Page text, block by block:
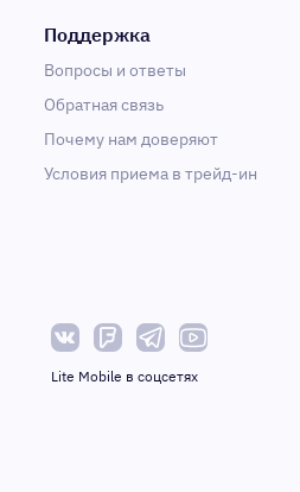
Поддержка
Вопросы и ответы
Обратная связь
Почему нам доверяют
Условия приема в трейд-ин
Lite Mobile в соцсетях